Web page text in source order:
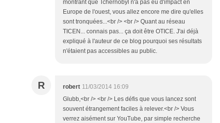
montrant que Tchernobyl n'a pas eu d'impact en
Europe de l'ouest, vous allez encore me dire qu'elles
sont tronquées...<br /> <br /> Quant au réseau
TICEN... connais pas... ça doit être OTICE. J'ai déjà
expliqué à l'auteur de ce blog pourquoi ses résultats
n'étaient pas accessibles au public.
R robert 11/03/2014 16:09
Glubb,<br /> <br /> Les défis que vous lancez sont
souvent étrangement faciles à relever.<br /> Vous
verrez aisément sur YouTube, par simple recherche